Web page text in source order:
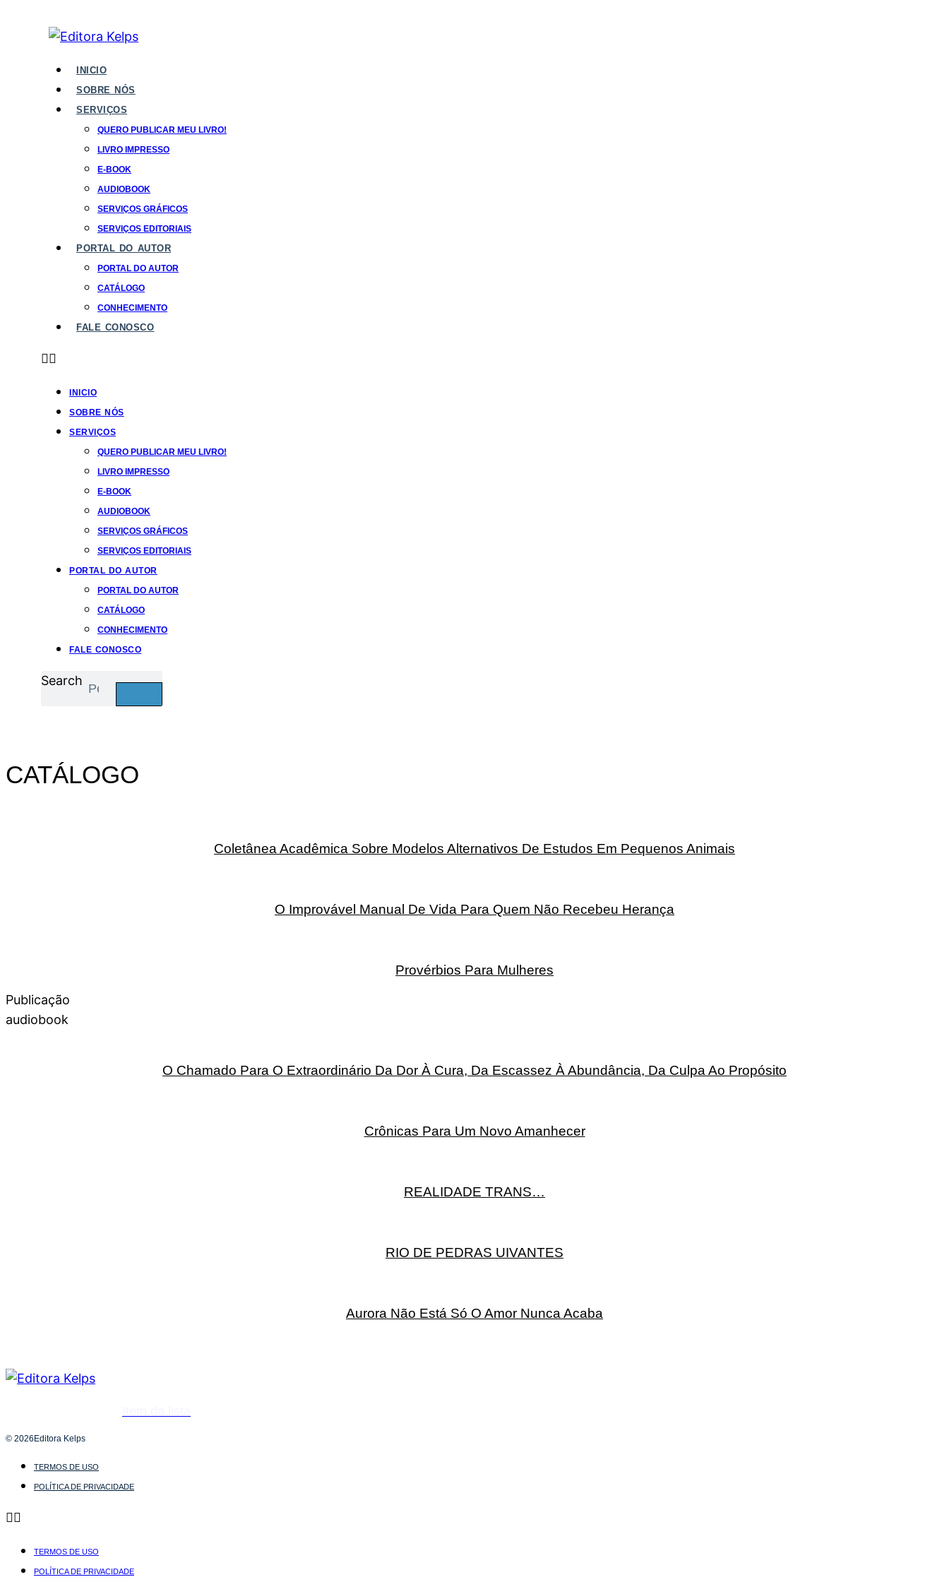
INICIO
SOBRE NÓS
SERVIÇOS
QUERO PUBLICAR MEU LIVRO!
LIVRO IMPRESSO
E-BOOK
AUDIOBOOK
SERVIÇOS GRÁFICOS
SERVIÇOS EDITORIAIS
PORTAL DO AUTOR
PORTAL DO AUTOR
CATÁLOGO
CONHECIMENTO
FALE CONOSCO
INICIO
SOBRE NÓS
SERVIÇOS
QUERO PUBLICAR MEU LIVRO!
LIVRO IMPRESSO
E-BOOK
AUDIOBOOK
SERVIÇOS GRÁFICOS
SERVIÇOS EDITORIAIS
PORTAL DO AUTOR
PORTAL DO AUTOR
CATÁLOGO
CONHECIMENTO
FALE CONOSCO
Search
CATÁLOGO
Coletânea Acadêmica Sobre Modelos Alternativos De Estudos Em Pequenos Animais
O Improvável Manual De Vida Para Quem Não Recebeu Herança
Provérbios Para Mulheres
Publicação
audiobook
O Chamado Para O Extraordinário Da Dor À Cura, Da Escassez À Abundância, Da Culpa Ao Propósito
Crônicas Para Um Novo Amanhecer
REALIDADE TRANS…
RIO DE PEDRAS UIVANTES
Aurora Não Está Só O Amor Nunca Acaba
© 2026Editora Kelps
TERMOS DE USO
POLÍTICA DE PRIVACIDADE
TERMOS DE USO
POLÍTICA DE PRIVACIDADE